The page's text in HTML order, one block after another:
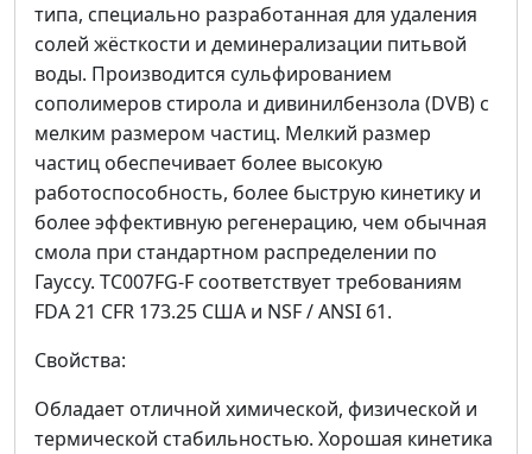
типа, специально разработанная для удаления
солей жёсткости и деминерализации питьвой
воды. Производится сульфированием
сополимеров стирола и дивинилбензола (DVB) с
мелким размером частиц. Мелкий размер
частиц обеспечивает более высокую
работоспособность, более быструю кинетику и
более эффективную регенерацию, чем обычная
смола при стандартном распределении по
Гауссу. TC007FG-F соответствует требованиям
FDA 21 CFR 173.25 США и NSF / ANSI 61.
Свойства:
Обладает отличной химической, физической и
термической стабильностью. Хорошая кинетика